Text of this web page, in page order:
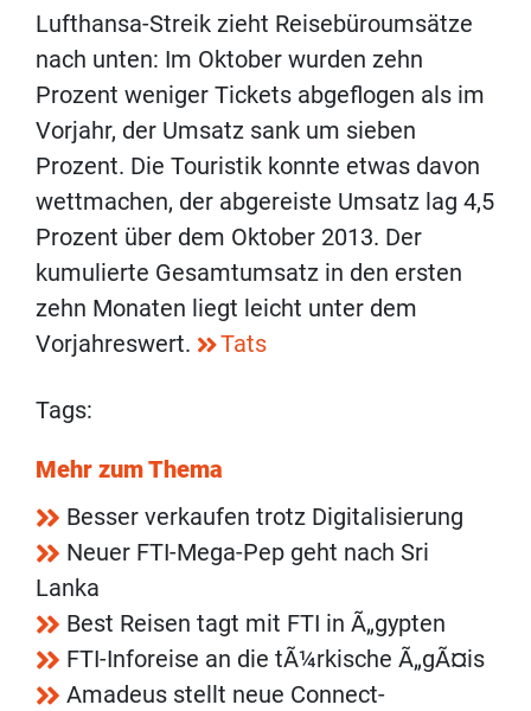
Lufthansa-Streik zieht Reisebüroumsätze
nach unten: Im Oktober wurden zehn
Prozent weniger Tickets abgeflogen als im
Vorjahr, der Umsatz sank um sieben
Prozent. Die Touristik konnte etwas davon
wettmachen, der abgereiste Umsatz lag 4,5
Prozent über dem Oktober 2013. Der
kumulierte Gesamtumsatz in den ersten
zehn Monaten liegt leicht unter dem
Vorjahreswert.
Tats
Tags:
Mehr zum Thema
Besser verkaufen trotz Digitalisierung
Neuer FTI-Mega-Pep geht nach Sri
Lanka
Best Reisen tagt mit FTI in Ã„gypten
FTI-Inforeise an die tÃ¼rkische Ã„gÃ¤is
Amadeus stellt neue Connect-